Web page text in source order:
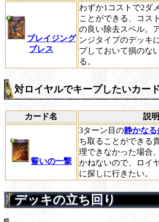
ブレイジング
ブレス
わずか1コストで2ダ
ことができる、コス
の良い除去スペル。
ンジタイプのデッキ
プしておいて損のな
る。
対ロイヤルでキープしたいカー
カード名 説明
誓いの一撃
3ターン目の静かなる
ち取ることができる
理できなかった場合
かねないので、ロイ
に探しに行きたい。
デッキの立ち回り